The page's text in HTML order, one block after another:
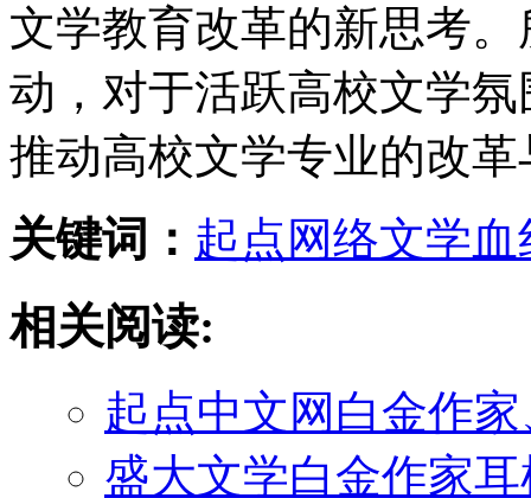
文学教育改革的新思考
动，对于活跃高校文学
推动高校文学专业的改
关键词： 起点 网络文学
相关阅读:
起点中文网白金作
盛大文学白金作家